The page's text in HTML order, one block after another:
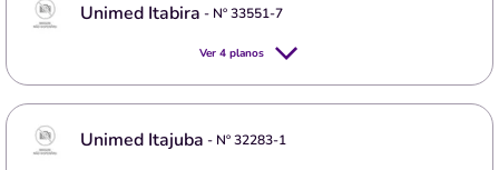
Unimed Itabira - Nº33551-7
Ver 4 planos
Unimed Itajuba - Nº32283-1